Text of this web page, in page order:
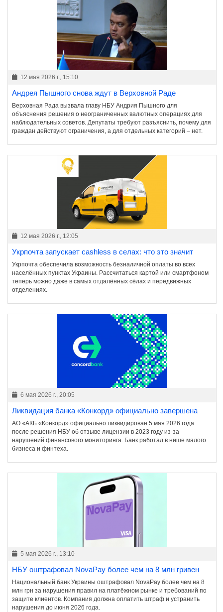
12 мая 2026 г., 15:10
Андрея Пышного снова ждут в Верховной Раде
Верховная Рада вызвала главу НБУ Андрия Пышного для
объяснения решения о неограниченных валютных операциях для
наблюдательных советов. Депутаты требуют разъяснить, почему для
граждан действуют ограничения, а для отдельных категорий – нет.
12 мая 2026 г., 12:05
Укрпочта запускает cashless в селах: что это значит
Укрпочта обеспечила возможность безналичной оплаты во всех
населённых пунктах Украины. Рассчитаться картой или смартфоном
теперь можно даже в самых отдалённых сёлах и передвижных
отделениях.
6 мая 2026 г., 20:05
Ликвидация банка «Конкорд» официально завершена
АО «АКБ «Конкорд» официально ликвидирован 5 мая 2026 года
после решения НБУ об отзыве лицензии в 2023 году из-за
нарушений финансового мониторинга. Банк работал в нише малого
бизнеса и финтеха.
5 мая 2026 г., 13:10
НБУ оштрафовал NovaPay более чем на 8 млн гривен
Национальный банк Украины оштрафовал NovaPay более чем на 8
млн грн за нарушения правил на платёжном рынке и требований по
защите клиентов. Компания должна оплатить штраф и устранить
нарушения до июня 2026 года.